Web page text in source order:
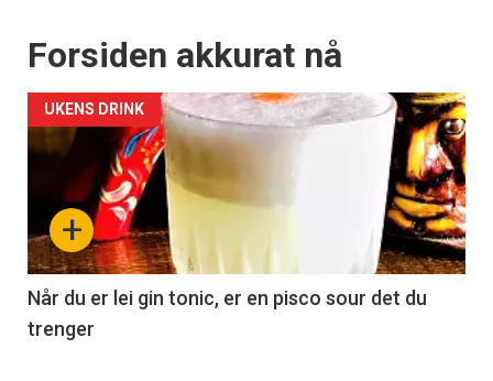
Forsiden akkurat nå
+
UKENS DRINK
Når du er lei gin tonic, er en pisco sour det du
trenger